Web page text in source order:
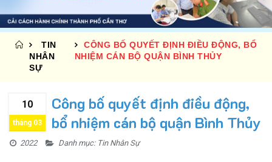
TIN
NHÂN
SỰ
CÔNG BỐ QUYẾT ĐỊNH ĐIỀU ĐỘNG, BỔ
NHIỆM CÁN BỘ QUẬN BÌNH THỦY
10
tháng 03
Công bố quyết định điều động,
bổ nhiệm cán bộ quận Bình Thủy
2022 Danh mục: Tin Nhân Sự